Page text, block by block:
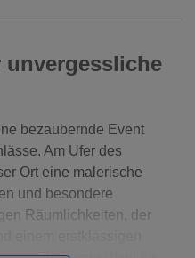
unvergessliche
bezaubernde Event
Am Ufer des
Ort eine malerische
und besondere
Räumlichkeiten, der